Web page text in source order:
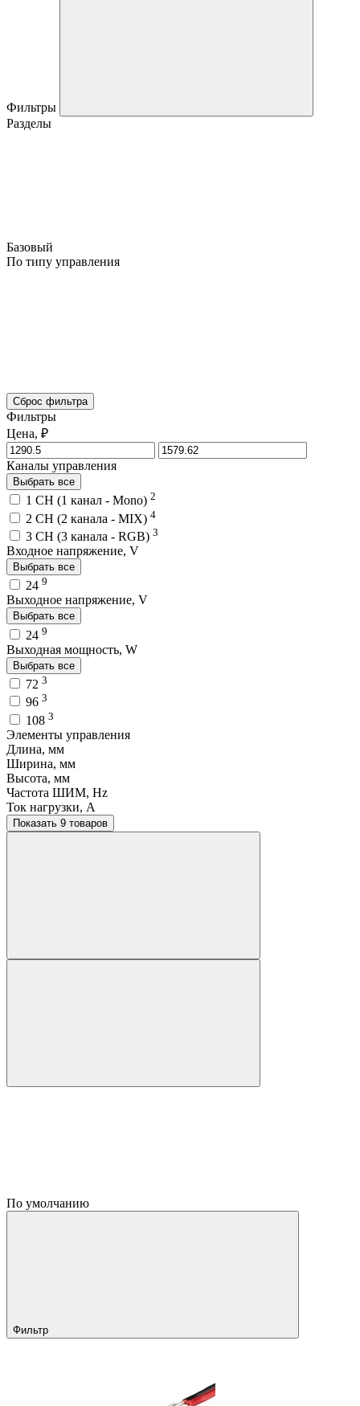
Фильтры
Разделы
Базовый
По типу управления
Сброс фильтра
Фильтры
Цена, ₽
Каналы управления
Выбрать все
1 CH (1 канал - Mono) 2
2 CH (2 канала - MIX) 4
3 CH (3 канала - RGB) 3
Входное напряжение, V
Выбрать все
24 9
Выходное напряжение, V
Выбрать все
24 9
Выходная мощность, W
Выбрать все
72 3
96 3
108 3
Элементы управления
Длина, мм
Ширина, мм
Высота, мм
Частота ШИМ, Hz
Ток нагрузки, A
Показать 9 товаров
По умолчанию
Фильтр